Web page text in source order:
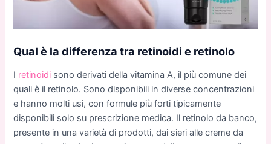
Qual è la differenza tra retinoidi e retinolo
I retinoidi sono derivati della vitamina A, il più comune dei
quali è il retinolo. Sono disponibili in diverse concentrazioni
e hanno molti usi, con formule più forti tipicamente
disponibili solo su prescrizione medica. Il retinolo da banco,
presente in una varietà di prodotti, dai sieri alle creme da